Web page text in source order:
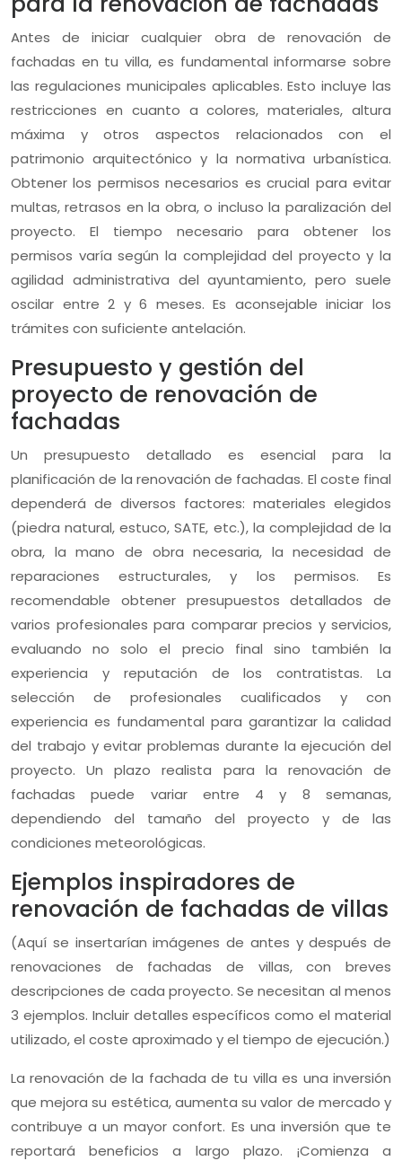
Antes de iniciar cualquier obra de renovación de
fachadas en tu villa, es fundamental informarse sobre
las regulaciones municipales aplicables. Esto incluye las
restricciones en cuanto a colores, materiales, altura
máxima y otros aspectos relacionados con el
patrimonio arquitectónico y la normativa urbanística.
Obtener los permisos necesarios es crucial para evitar
multas, retrasos en la obra, o incluso la paralización del
proyecto. El tiempo necesario para obtener los
permisos varía según la complejidad del proyecto y la
agilidad administrativa del ayuntamiento, pero suele
oscilar entre 2 y 6 meses. Es aconsejable iniciar los
trámites con suficiente antelación.
Presupuesto y gestión del
proyecto de renovación de
fachadas
Un presupuesto detallado es esencial para la
planificación de la renovación de fachadas. El coste final
dependerá de diversos factores: materiales elegidos
(piedra natural, estuco, SATE, etc.), la complejidad de la
obra, la mano de obra necesaria, la necesidad de
reparaciones estructurales, y los permisos. Es
recomendable obtener presupuestos detallados de
varios profesionales para comparar precios y servicios,
evaluando no solo el precio final sino también la
experiencia y reputación de los contratistas. La
selección de profesionales cualificados y con
experiencia es fundamental para garantizar la calidad
del trabajo y evitar problemas durante la ejecución del
proyecto. Un plazo realista para la renovación de
fachadas puede variar entre 4 y 8 semanas,
dependiendo del tamaño del proyecto y de las
condiciones meteorológicas.
Ejemplos inspiradores de
renovación de fachadas de villas
(Aquí se insertarían imágenes de antes y después de
renovaciones de fachadas de villas, con breves
descripciones de cada proyecto. Se necesitan al menos
3 ejemplos. Incluir detalles específicos como el material
utilizado, el coste aproximado y el tiempo de ejecución.)
La renovación de la fachada de tu villa es una inversión
que mejora su estética, aumenta su valor de mercado y
contribuye a un mayor confort. Es una inversión que te
reportará beneficios a largo plazo. ¡Comienza a